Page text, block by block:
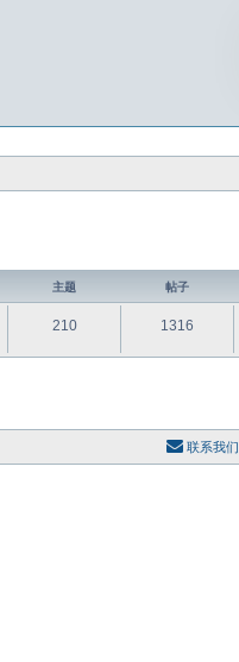
主题 帖子
210 1316
联系我们